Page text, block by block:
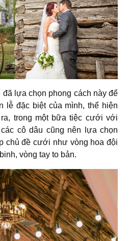
đã lựa chọn phong cách này để
lễ đặc biệt của mình, thể hiện
trong một bữa tiệc cưới với
cô dâu cũng nên lựa chọn
chủ đề cưới như vòng hoa đội
vòng tay to bản.